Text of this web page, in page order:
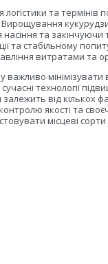
та термінів
Вирощування
та
та стабільному
витратами та
важливо
технології
від кількох
якості та
місцеві
ВИРОЩУВАТИ